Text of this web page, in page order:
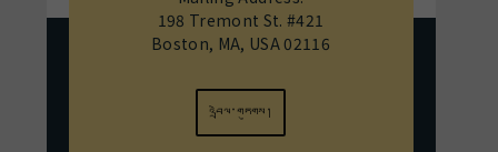
198 Tremont St. #421
Boston, MA, USA 02116
འབྲེལ་གཏུགས།